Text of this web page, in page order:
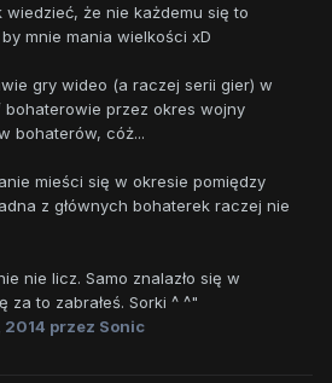
że nie każdemu się to
mnie mania wielkości xD
gry wideo (a raczej serii gier) w
bohaterowie przez okres wojny
bohaterów, cóż...
mieści się w okresie pomiędzy
z głównych bohaterek raczej nie
nie licz. Samo znalazło się w
to zabrałeś. Sorki ^ ^"
2014 przez Sonic